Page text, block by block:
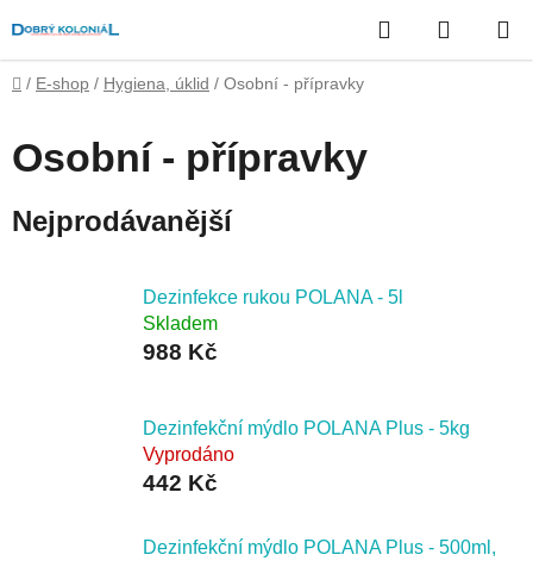
na
obsah
Hledat
KOŠÍK
Domů
/ E-shop / Hygiena, úklid / Osobní - přípravky
Osobní - přípravky
Nejprodávanější
Dezinfekce rukou POLANA - 5l
Skladem
988 Kč
Dezinfekční mýdlo POLANA Plus - 5kg
Vyprodáno
442 Kč
Dezinfekční mýdlo POLANA Plus - 500ml,